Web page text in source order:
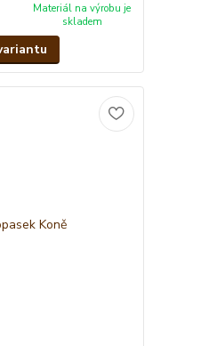
Materiál na výrobu je
skladem